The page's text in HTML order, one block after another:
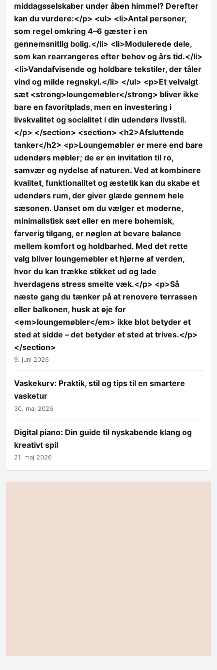
middagsselskaber under åben himmel? Derefter
kan du vurdere:</p> <ul> <li>Antal personer,
som regel omkring 4–6 gæster i en
gennemsnitlig bolig.</li> <li>Modulerede dele,
som kan rearrangeres efter behov og års tid.</li>
<li>Vandafvisende og holdbare tekstiler, der tåler
vind og milde regnskyl.</li> </ul> <p>Et velvalgt
sæt <strong>loungemøbler</strong> bliver ikke
bare en favoritplads, men en investering i
livskvalitet og socialitet i din udendørs livsstil.
</p> </section> <section> <h2>Afsluttende
tanker</h2> <p>Loungemøbler er mere end bare
udendørs møbler; de er en invitation til ro,
samvær og nydelse af naturen. Ved at kombinere
kvalitet, funktionalitet og æstetik kan du skabe et
udendørs rum, der giver glæde gennem hele
sæsonen. Uanset om du vælger et moderne,
minimalistisk sæt eller en mere bohemisk,
farverig tilgang, er nøglen at bevare balance
mellem komfort og holdbarhed. Med det rette
valg bliver loungemøbler et hjørne af verden,
hvor du kan trække stikket ud og lade
hverdagens stress smelte væk.</p> <p>Så
næste gang du tænker på at renovere terrassen
eller balkonen, husk at øje for
<em>loungemøbler</em> ikke blot betyder et
sted at sidde – det betyder et sted at trives.</p>
</section>
9. juni 2026
Vaskekurv: Praktik, stil og tips til en smartere
vasketur
30. maj 2026
Digital piano: Din guide til nyskabende klang og
kreativt spil
21. maj 2026